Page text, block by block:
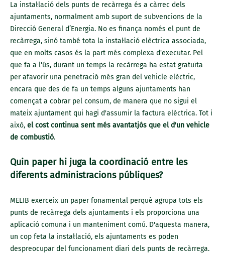
La instal·lació dels punts de recàrrega és a càrrec dels
ajuntaments, normalment amb suport de subvencions de la
Direcció General d’Energia. No es finança només el punt de
recàrrega, sinó també tota la instal·lació elèctrica associada,
que en molts casos és la part més complexa d'executar. Pel
que fa a l'ús, durant un temps la recàrrega ha estat gratuïta
per afavorir una penetració més gran del vehicle elèctric,
encara que des de fa un temps alguns ajuntaments han
començat a cobrar pel consum, de manera que no sigui el
mateix ajuntament qui hagi d'assumir la factura elèctrica. Tot i
això, el cost continua sent més avantatjós que el d'un vehicle
de combustió.
Quin paper hi juga la coordinació entre les
diferents administracions públiques?
MELIB exerceix un paper fonamental perquè agrupa tots els
punts de recàrrega dels ajuntaments i els proporciona una
aplicació comuna i un manteniment comú. D'aquesta manera,
un cop feta la instal·lació, els ajuntaments es poden
despreocupar del funcionament diari dels punts de recàrrega.